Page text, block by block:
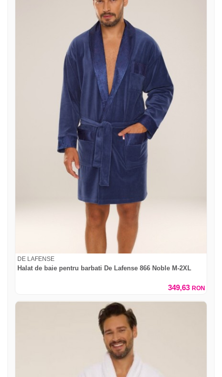
DE LAFENSE
Halat de baie pentru barbati De Lafense 866 Noble M-2XL
349,63 RON